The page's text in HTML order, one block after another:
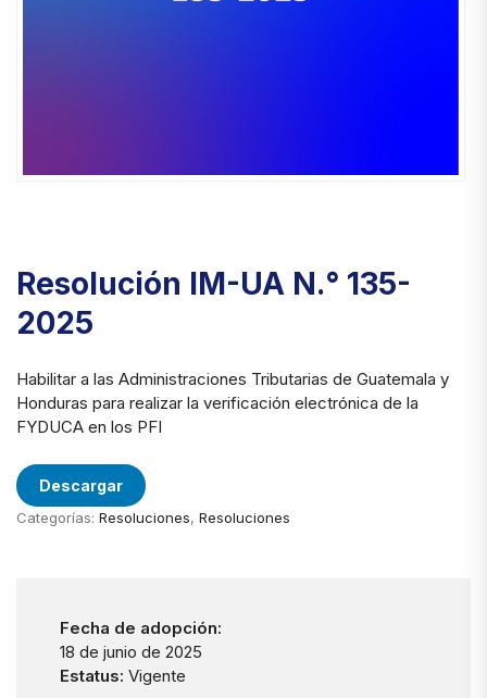
Resolución IM-UA N.° 135-
2025
Habilitar a las Administraciones Tributarias de Guatemala y
Honduras para realizar la verificación electrónica de la
FYDUCA en los PFI
Descargar
Categorías: Resoluciones, Resoluciones
Fecha de adopción:
18 de junio de 2025
Estatus: Vigente